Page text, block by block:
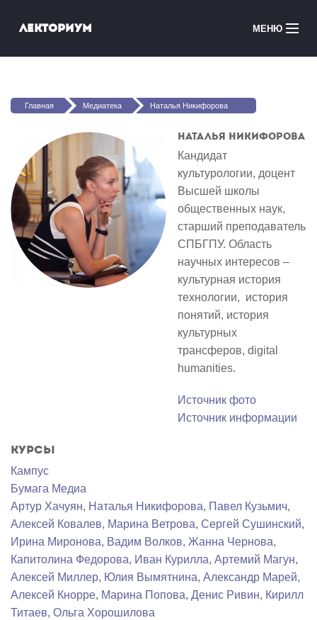
Лекториум МЕНЮ
Медиатека
Онлайн-школы
Вы здесь
Главная Медиатека Наталья Никифорова
Наталья Никифорова
Кандидат
культурологии, доцент
Высшей школы
общественных наук,
старший преподаватель
СПБГПУ. Область
научных интересов –
культурная история
технологии, история
понятий, история
культурных
трансферов, digital
humanities.
Источник фото
Источник информации
Курсы
Кампус
Бумага Медиа
Артур Хачуян, Наталья Никифорова, Павел Кузьмич,
Алексей Ковалев, Марина Ветрова, Сергей Сушинский,
Ирина Миронова, Вадим Волков, Жанна Чернова,
Капитолина Федорова, Иван Курилла, Артемий Магун,
Алексей Миллер, Юлия Вымятнина, Александр Марей,
Алексей Кнорре, Марина Попова, Денис Ривин, Кирилл
Титаев, Ольга Хорошилова